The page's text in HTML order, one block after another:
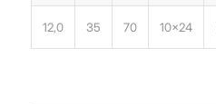
12,0 35 70 10×24